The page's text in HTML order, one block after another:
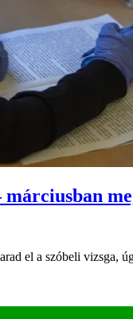
el a szóbeli